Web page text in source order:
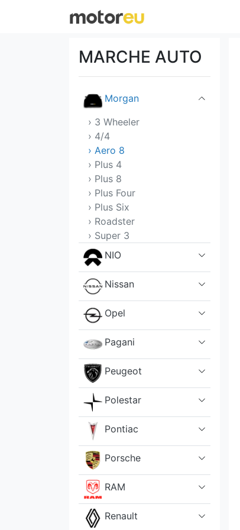
MARCHE AUTO
MG
Morgan
› 3 Wheeler
› 4/4
› Aero 8
› Plus 4
› Plus 8
› Plus Four
› Plus Six
› Roadster
› Super 3
NIO
Nissan
Opel
Pagani
Peugeot
Polestar
Pontiac
Porsche
RAM
Renault